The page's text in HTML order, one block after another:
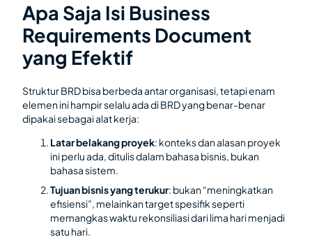
Apa Saja Isi Business
Requirements Document
yang Efektif
Struktur BRD bisa berbeda antar organisasi, tetapi enam
elemen ini hampir selalu ada di BRD yang benar-benar
dipakai sebagai alat kerja:
Latar belakang proyek: konteks dan alasan proyek
ini perlu ada, ditulis dalam bahasa bisnis, bukan
bahasa sistem.
Tujuan bisnis yang terukur: bukan “meningkatkan
efisiensi”, melainkan target spesifik seperti
memangkas waktu rekonsiliasi dari lima hari menjadi
satu hari.